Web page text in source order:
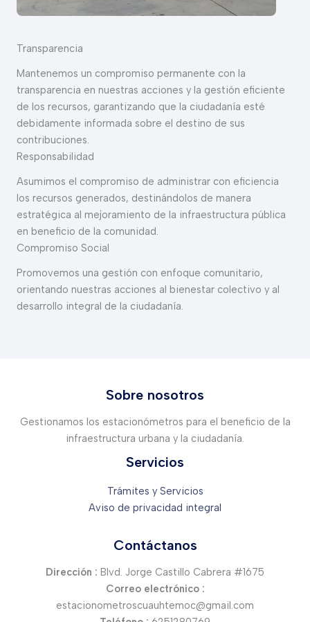
Transparencia
Mantenemos un compromiso permanente con la
transparencia en nuestras acciones y la gestión eficiente
de los recursos, garantizando que la ciudadanía esté
debidamente informada sobre el destino de sus
contribuciones.
Responsabilidad
Asumimos el compromiso de administrar con eficiencia
los recursos generados, destinándolos de manera
estratégica al mejoramiento de la infraestructura pública
en beneficio de la comunidad.
Compromiso Social
Promovemos una gestión con enfoque comunitario,
orientando nuestras acciones al bienestar colectivo y al
desarrollo integral de la ciudadanía.
Sobre nosotros
Gestionamos los estacionómetros para el beneficio de la
infraestructura urbana y la ciudadanía.
Servicios
Trámites y Servicios
Aviso de privacidad integral
Contáctanos
Dirección : Blvd. Jorge Castillo Cabrera #1675
Correo electrónico :
estacionometroscuauhtemoc@gmail.com